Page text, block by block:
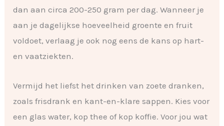
dan aan circa 200-250 gram per dag. Wanneer je
aan je dagelijkse hoeveelheid groente en fruit
voldoet, verlaag je ook nog eens de kans op hart-
en vaatziekten.
Vermijd het liefst het drinken van zoete dranken,
zoals frisdrank en kant-en-klare sappen. Kies voor
een glas water, kop thee of kop koffie. Voor jou wat